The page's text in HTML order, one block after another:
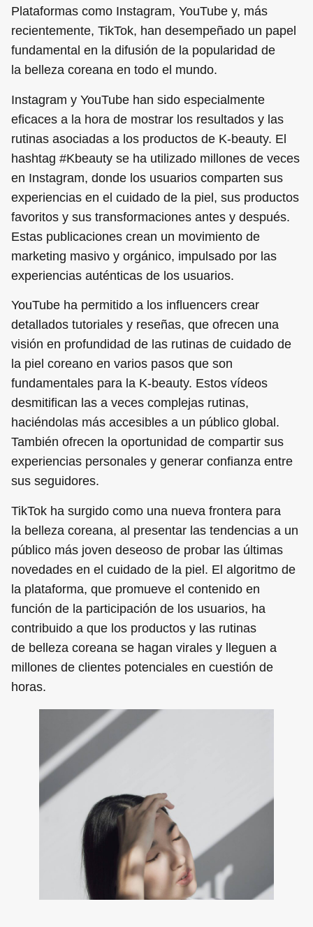
Plataformas como Instagram, YouTube y, más
recientemente, TikTok, han desempeñado un papel
fundamental en la difusión de la popularidad de
la belleza coreana en todo el mundo.
Instagram y YouTube han sido especialmente
eficaces a la hora de mostrar los resultados y las
rutinas asociadas a los productos de K-beauty. El
hashtag #Kbeauty se ha utilizado millones de veces
en Instagram, donde los usuarios comparten sus
experiencias en el cuidado de la piel, sus productos
favoritos y sus transformaciones antes y después.
Estas publicaciones crean un movimiento de
marketing masivo y orgánico, impulsado por las
experiencias auténticas de los usuarios.
YouTube ha permitido a los influencers crear
detallados tutoriales y reseñas, que ofrecen una
visión en profundidad de las rutinas de cuidado de
la piel coreano en varios pasos que son
fundamentales para la K-beauty. Estos vídeos
desmitifican las a veces complejas rutinas,
haciéndolas más accesibles a un público global.
También ofrecen la oportunidad de compartir sus
experiencias personales y generar confianza entre
sus seguidores.
TikTok ha surgido como una nueva frontera para
la belleza coreana, al presentar las tendencias a un
público más joven deseoso de probar las últimas
novedades en el cuidado de la piel. El algoritmo de
la plataforma, que promueve el contenido en
función de la participación de los usuarios, ha
contribuido a que los productos y las rutinas
de belleza coreana se hagan virales y lleguen a
millones de clientes potenciales en cuestión de
horas.